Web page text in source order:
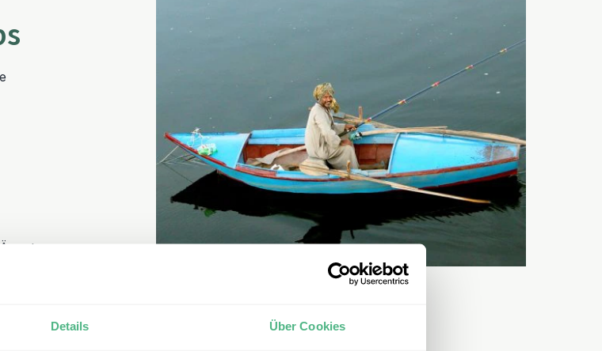
Details Über Cookies